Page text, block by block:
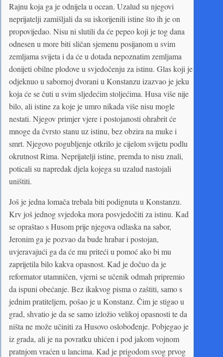
Rajnu koja ga je odnijela u ocean. Uzalud su njegovi
neprijatelji zamišljali da su iskorijenili istine što ih je on
propovijedao. Nisu ni slutili da će pepeo koji je tog dana
odnesen u more biti sličan sjemenu posijanom u svim
zemljama svijeta i da će u dotada nepoznatim zemljama
donijeti obilne plodove u svjedočenju za istinu. Glas koji je
odjeknuo u sabornoj dvorani u Konstanzu izazvao je jeku
koja će se čuti u svim sljedećim stoljećima. Husa više nije
bilo, ali istine za koje je umro nikada više nisu mogle
nestati. Njegov primjer vjere i postojanosti ohrabrit će
mnoge da čvrsto stanu uz istinu, bez obzira na muke i
smrt. Njegovo pogubljenje otkrilo je cijelom svijetu podlu
okrutnost Rima. Neprijatelji istine, premda to nisu znali,
poticali su napredak djela kojega su uzalud nastojali
uništiti.
Još je jedna lomača trebala biti podignuta u Konstanzu.
Krv još jednog svjedoka mora posvjedočiti za istinu. Kad
se opraštao s Husom prije njegova odlaska na sabor,
Jeronim ga je pozvao da bude hrabar i postojan,
uvjeravajući ga da će mu priteći u pomoć ako bi mu
zaprijetila bilo kakva opasnost. Kad je dočuo da je
reformator utamničen, vjerni se učenik odmah pripremio
da ispuni obećanje. Bez ikakvog pisma o zaštiti, samo s
jednim pratiteljem, pošao je u Konstanz. Čim je stigao u
grad, shvatio je da se samo izložio velikoj opasnosti te da
ništa ne može učiniti za Husovo oslobođenje. Pobjegao je
iz grada, ali je na povratku uhićen i pod jakom vojnom
pratnjom vraćen u lancima. Kad je prigodom svog prvog